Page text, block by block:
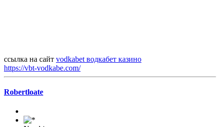
ссылка на сайт vodkabet водкабет казино
https://vbt-vodkabe.com/
Robertloate